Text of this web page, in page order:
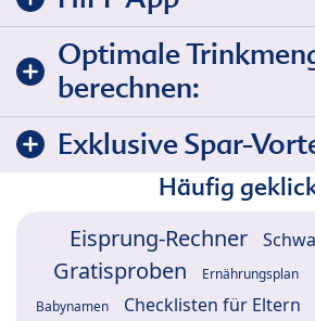
Optimale
berechnen:
Exklusive Spar-
Häufig
Eisprung-Rechner
Gratisproben Ernährungsplan
Babynamen Checklisten für Eltern